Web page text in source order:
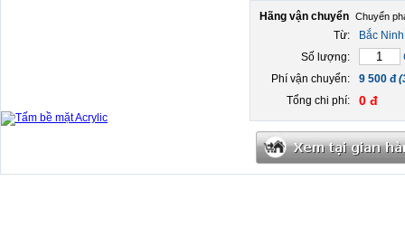
Hãng vận chuyển
Từ:
Bắc Ninh
Số lượng:
Phí vận chuyển:
9 500 đ
Tổng chi phí:
0 đ